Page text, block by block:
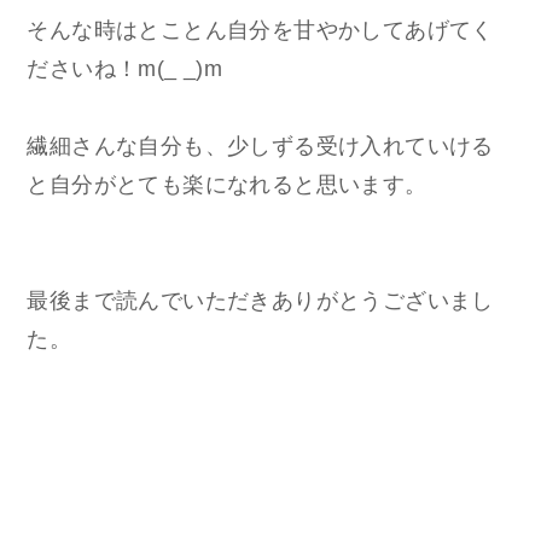
そんな時はとことん自分を甘やかしてあげてく
ださいね！m(_ _)m
繊細さんな自分も、少しずる受け入れていける
と自分がとても楽になれると思います。
最後まで読んでいただきありがとうございまし
た。